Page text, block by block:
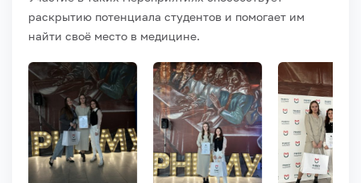
раскрытию потенциала студентов и помогает им
найти своё место в медицине.